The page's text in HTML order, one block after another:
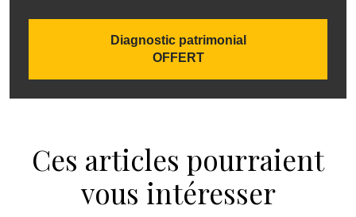
Diagnostic patrimonial
OFFERT
Ces articles pourraient
vous intéresser